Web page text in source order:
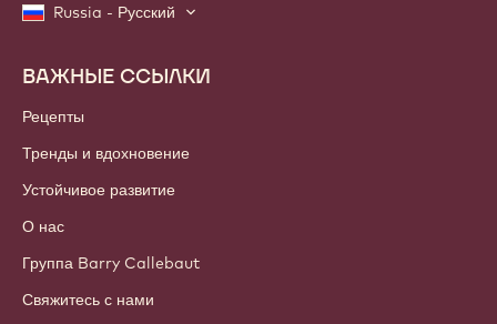
Russia - Русский
Footer
Callebaut
ВАЖНЫЕ ССЫЛКИ
Рецепты
Тренды и вдохновение
Устойчивое развитие
О нас
Группа Barry Callebaut
Свяжитесь с нами